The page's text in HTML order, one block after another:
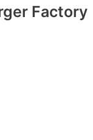
Factory